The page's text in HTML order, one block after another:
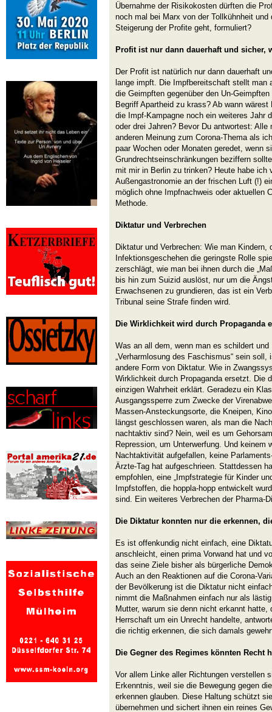
Übernahme der Risikokosten dürften die
noch mal bei Marx von der Tollkühnheit
Steigerung der Profite geht, formuliert?
Profit ist nur dann dauerhaft und sicher,
Der Profit ist natürlich nur dann dauerhaft
lange impft. Die Impfbereitschaft stellt man
die Geimpften gegenüber den Un-
Begriff Apartheid zu krass? Ab wann
die Impf-Kampagne noch ein weiteres Jahr
oder drei Jahren? Bevor Du antwortest: Alle
anderen Meinung zum Corona-Thema als
paar Wochen oder Monaten geredet, wenn
Grundrechtseinschränkungen beziffern
mit mir in Berlin zu trinken? Heute habe ich
Außengastronomie an der frischen Luft (!)
möglich ohne Impfnachweis oder aktuellen
Methode.
Diktatur und Verbrechen
Diktatur und Verbrechen: Wie man Kindern,
Infektionsgeschehen die geringste Rolle
zerschlägt, wie man bei ihnen durch die
bis hin zum Suizid auslöst, nur um die
Erwachsenen zu grundieren, das ist ein
Tribunal seine Strafe finden wird.
Die Wirklichkeit wird durch Propaganda
Was an all dem, wenn man es schildert und
„Verharmlosung des Faschismus“ sein
andere Form von Diktatur. Wie in
Wirklichkeit durch Propaganda ersetzt. Die
einzigen Wahrheit erklärt. Geradezu ein
Ausgangssperre zum Zwecke der
Massen-Ansteckungsorte, die Kneipen,
längst geschlossen waren, als man die
nachtaktiv sind? Nein, weil es um
Repression, um Unterwerfung. Und keinem
Nachtaktivität aufgefallen, keine
Ärzte-Tag hat aufgeschrieen. Stattdessen
empfohlen, eine „Impfstrategie für Kinder
Impfstoffen, die hoppla-hopp entwickelt
sind. Ein weiteres Verbrechen der Pharma-
Die Diktatur konnten nur die erkennen,
Es ist offenkundig nicht einfach, eine
anschleicht, einen prima Vorwand hat und
das seine Ziele bisher als bürgerliche
Auch an den Reaktionen auf die Corona-
der Bevölkerung ist die Diktatur nicht
nimmt die Maßnahmen einfach nur als
Mutter, warum sie denn nicht erkannt
Herrschaft um ein Unrecht handelte,
die richtig erkennen, die sich damals
Die Gegner des Regimes könnten Recht
Vor allem Linke aller Richtungen verstellen
Erkenntnis, weil sie die Bewegung gegen
erkennen glauben. Diese Haltung schützt
übernehmen und sichert ihnen ein reines